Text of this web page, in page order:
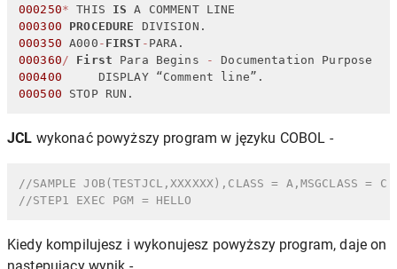
000250* THIS IS A
000300
PROCEDURE
000350 A000 - FIRST -
000360 / First Para Begins -
000400
DISPLAY
000500 STOP
JCL wykonać powyższy program w języku COBOL -
//SAMPLE JOB(TESTJCL,XXXXXX),CLASS = A,MSGCLASS = C
//STEP1 EXEC PGM = HELLO
Kiedy kompilujesz i wykonujesz powyższy program, daje on
następujący wynik -